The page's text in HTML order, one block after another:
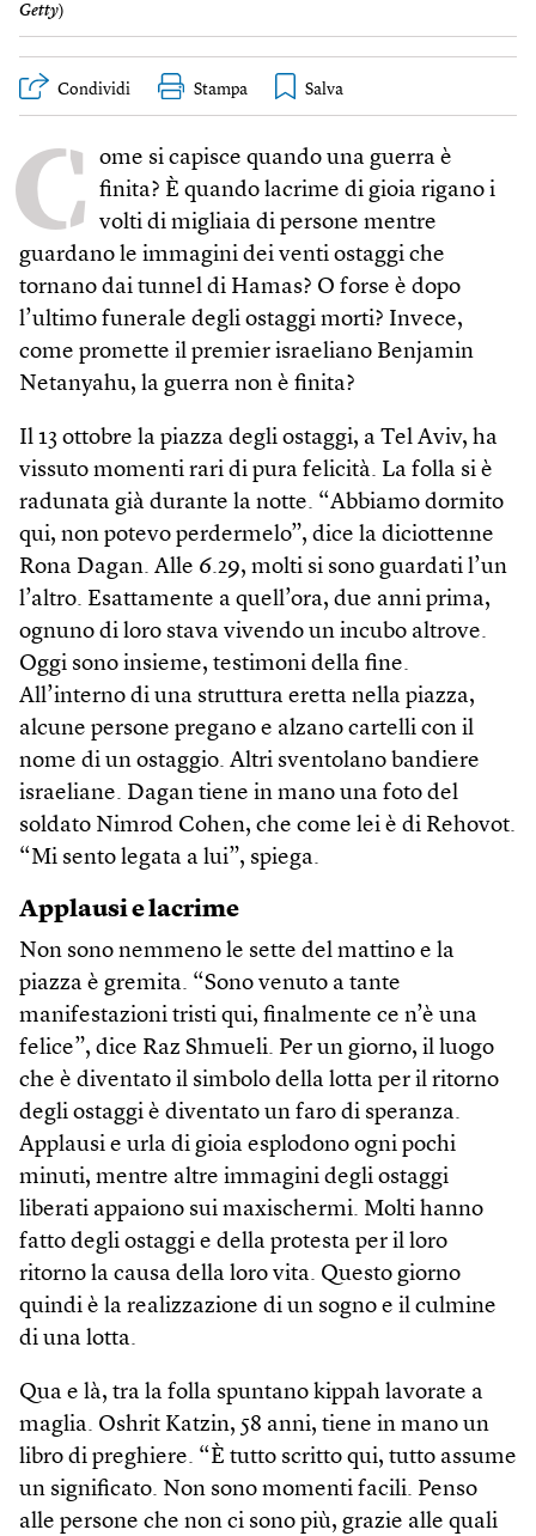
Getty)
Condividi Stampa
C
ome si capisce quando una guerra è
finita? È quando lacrime di gioia rigano i
volti di migliaia di persone mentre
guardano le immagini dei venti ostaggi che
tornano dai tunnel di Hamas? O forse è dopo
l’ultimo funerale degli ostaggi morti? Invece,
come promette il premier israeliano Benjamin
Netanyahu, la guerra non è finita?
Il 13 ottobre la piazza degli ostaggi, a Tel Aviv, ha
vissuto momenti rari di pura felicità. La folla si è
radunata già durante la notte. “Abbiamo dormito
qui, non potevo perdermelo”, dice la diciottenne
Rona Dagan. Alle 6.29, molti si sono guardati l’un
l’altro. Esattamente a quell’ora, due anni prima,
ognuno di loro stava vivendo un incubo altrove.
Oggi sono insieme, testimoni della fine.
All’interno di una struttura eretta nella piazza,
alcune persone pregano e alzano cartelli con il
nome di un ostaggio. Altri sventolano bandiere
israeliane. Dagan tiene in mano una foto del
soldato Nimrod Cohen, che come lei è di Rehovot.
“Mi sento legata a lui”, spiega.
Applausi e lacrime
Non sono nemmeno le sette del mattino e la
piazza è gremita. “Sono venuto a tante
manifestazioni tristi qui, finalmente ce n’è una
felice”, dice Raz Shmueli. Per un giorno, il luogo
che è diventato il simbolo della lotta per il ritorno
degli ostaggi è diventato un faro di speranza.
Applausi e urla di gioia esplodono ogni pochi
minuti, mentre altre immagini degli ostaggi
liberati appaiono sui maxischermi. Molti hanno
fatto degli ostaggi e della protesta per il loro
ritorno la causa della loro vita. Questo giorno
quindi è la realizzazione di un sogno e il culmine
di una lotta.
Qua e là, tra la folla spuntano kippah lavorate a
maglia. Oshrit Katzin, 58 anni, tiene in mano un
libro di preghiere. “È tutto scritto qui, tutto assume
un significato. Non sono momenti facili. Penso
alle persone che non ci sono più, grazie alle quali